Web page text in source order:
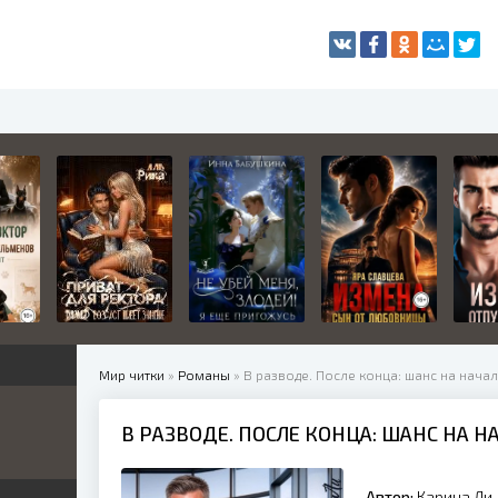
Мир читки » Романы » В разводе. После конца: шанс на
В РАЗВОДЕ. ПОСЛЕ КОНЦА: ШАНС НА